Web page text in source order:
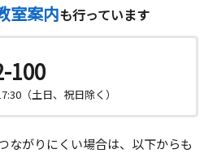
室案内も行っています
100
（土日、祝日除く）
ながりにくい場合は、以下からも